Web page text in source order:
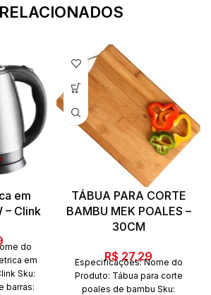
em
– Clink
do
em
Sku:
barras:
TÁBUA PARA CORTE
BAMBU MEK POALES –
30CM
R$ 27,29
Especificações: Nome do
Produto: Tábua para corte
poales de bambu Sku: